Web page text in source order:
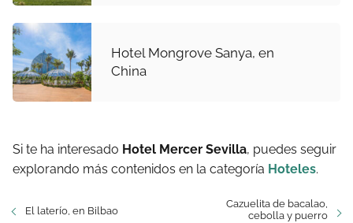
Hotel Mongrove Sanya, en
China
Si te ha interesado Hotel Mercer Sevilla, puedes seguir
explorando más contenidos en la categoría Hoteles.
El laterío, en Bilbao
Cazuelita de bacalao,
cebolla y puerro